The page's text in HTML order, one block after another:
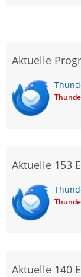
Aktuelle
Aktuelle 153
Aktuelle 140